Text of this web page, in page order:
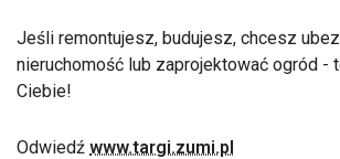
Jeśli remontujesz, budujesz, chcesz
nieruchomość lub zaprojektować ogród -
Ciebie!
Odwiedź www.targi.zumi.pl